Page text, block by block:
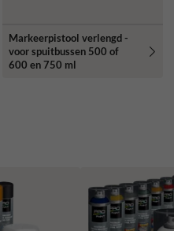
Markeerpistool verlengd -
voor spuitbussen 500 of
600 en 750 ml